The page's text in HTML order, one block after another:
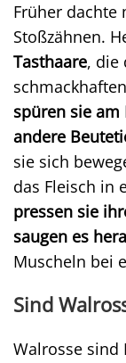
Früher dachte
Stoßzähnen.
Tasthaare, die
spüren sie am
andere
sie sich
das Fleisch in
pressen sie
saugen es
Muscheln bei
Sind
Walrosse sind